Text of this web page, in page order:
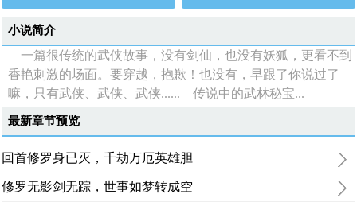
小说简介
一篇很传统的武侠故事，没有剑仙，也没有妖狐，更看不到
香艳刺激的场面。要穿越，抱歉！也没有，早跟了你说过了
嘛，只有武侠、武侠、武侠...... 传说中的武林秘宝...
最新章节预览
回首修罗身已灭，千劫万厄英雄胆
修罗无影剑无踪，世事如梦转成空